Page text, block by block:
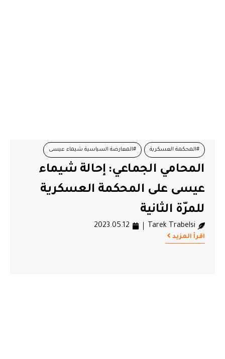
#المحكمة العسكرية #المعارضة السياسية شيماء عيسى
#تهمة الإعتداء على هيئة الدولة #تونس
#جبهة الخلاص المعارضة
المحامي الجماعي: إحالة شيماء
عيسى على المحكمة العسكرية
للمرّة الثانية
Tarek Trabelsi
2023.05.12
اقرأ المزيد